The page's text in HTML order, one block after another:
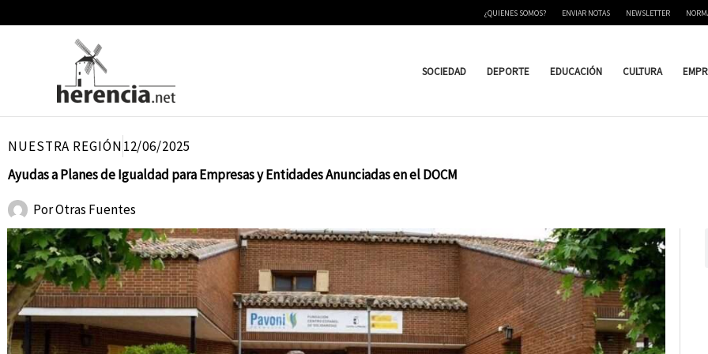
¿QUIENES SOMOS? ENVIAR NOTAS NEWSLETTER
SOCIEDAD DEPORTE EDUCACIÓN CULTURA
NUESTRA REGIÓN12/06/2025
Ayudas a Planes de Igualdad para Empresas y Entidades Anunciadas en el DOCM
PorOtras Fuentes